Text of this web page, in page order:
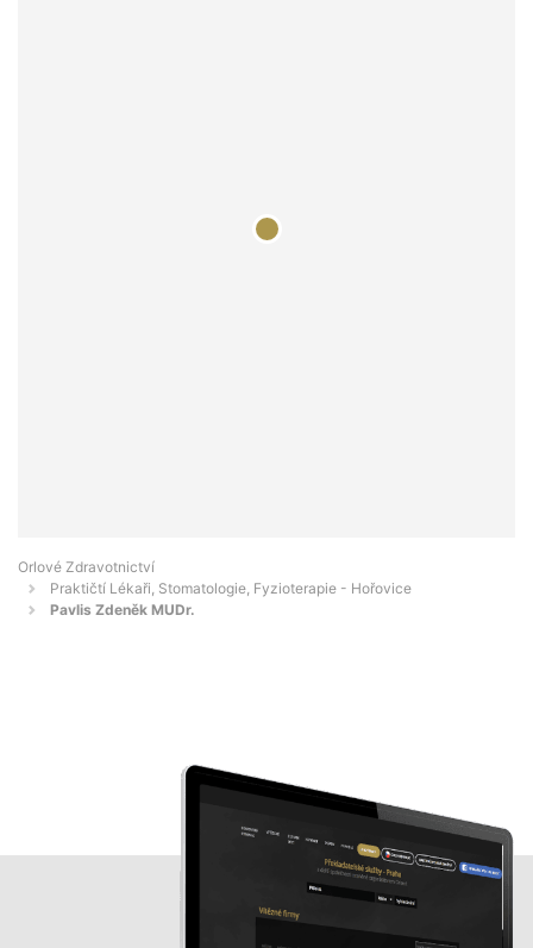
Orlové Zdravotnictví
Praktičtí Lékaři, Stomatologie, Fyzioterapie - Hořovice
Pavlis Zdeněk MUDr.